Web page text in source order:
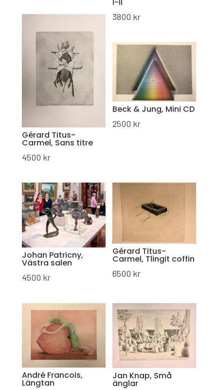
3800 kr
Gérard Titus-
Carmel, Sans titre
4500 kr
Beck & Jung, Mini CD
2500 kr
Johan Patricny,
Västra salen
4500 kr
Gérard Titus-
Carmel, Tlingit coffin
6500 kr
André Francois,
Längtan
Jan Knap, Små
änglar